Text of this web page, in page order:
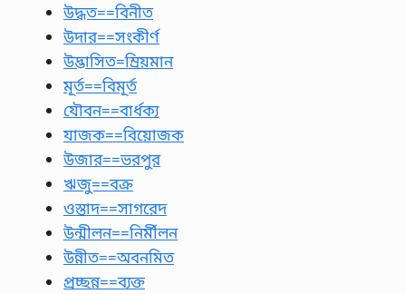
উদ্ধত==বিনীত
উদার==সংকীর্ণ
উদ্ভাসিত=ম্রিয়মান
মূর্ত==বিমূর্ত
যৌবন==বার্ধক্য
যাজক==বিয়োজক
উজার==ভরপুর
ঋজু==বক্র
ওস্তাদ==সাগরেদ
উন্মীলন==নির্মীলন
উন্নীত==অবনমিত
প্রচ্ছন্ন==ব্যক্ত